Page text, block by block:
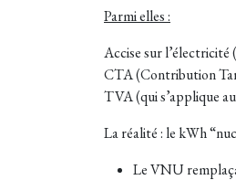
Parmi elles :
Accise sur l’électricité
CTA (Contribution
TVA (qui s’applique
La réalité : le kWh
Le VNU